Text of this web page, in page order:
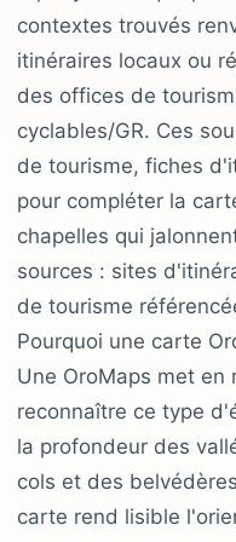
contextes trouvés
itinéraires locaux ou
des offices de
cyclables/GR. Ces
de tourisme, fiches
pour compléter la
chapelles qui
sources : sites
de tourisme
Pourquoi une carte
Une OroMaps met
reconnaître ce type
la profondeur des
cols et des
carte rend lisible